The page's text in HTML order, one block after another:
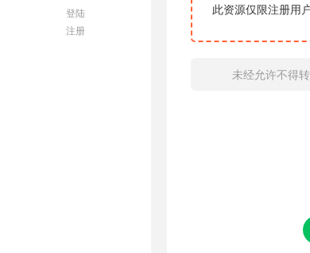
登陆
注册
此资源仅限注册用
未经允许不得转